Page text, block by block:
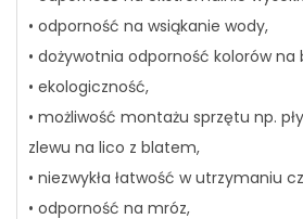
• odporność na wsiąkanie wody,
• dożywotnia odporność kolorów na
• ekologiczność,
• możliwość montażu sprzętu np.
zlewu na lico z blatem,
• niezwykła łatwość w utrzymaniu
• odporność na mróz,